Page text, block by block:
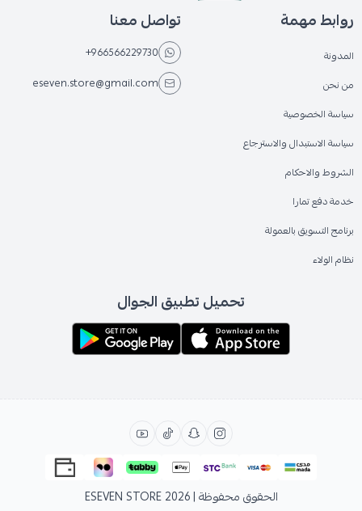
روابط مهمة
المدونة
من نحن
سياسة الخصوصية
سياسة الاستبدال والاسترجاع
الشروط والاحكام
خدمة دفع تمارا
برنامج التسويق بالعمولة
نظام الولاء
تواصل معنا
+966566229730
eseven.store@gmail.com
تحميل تطبيق الجوال
الحقوق محفوظة | 2026 ESEVEN STORE